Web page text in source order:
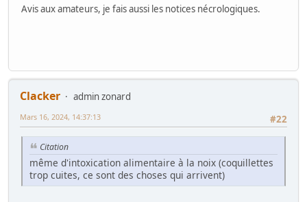
Avis aux amateurs, je fais aussi les notices nécrologiques.
Clacker
admin zonard
#22
Mars 16, 2024, 14:37:13
Citation
même d'intoxication alimentaire à la noix (coquillettes
trop cuites, ce sont des choses qui arrivent)